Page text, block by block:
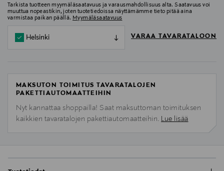
Tarkista tuotteen myymäläsaatavuus ja varausmahdollisuus alta. Saatavuus voi
muuttua nopeastikin, joten tuotetiedoissa näyttämämme tieto pitää aina
varmistaa paikan päällä. Myymäläsaatavuus
Helsinki VARAA TAVARATALOON
MAKSUTON TOIMITUS TAVARATALOJEN
PAKETTIAUTOMAATTEIHIN
Nyt kannattaa shoppailla! Saat maksuttoman toimituksen
kaikkien tavaratalojen pakettiautomaatteihin. Lue lisää